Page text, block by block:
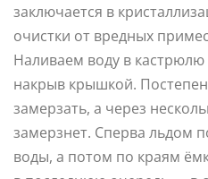
заключается в
очистки от вредных
Наливаем воду в
накрыв крышкой.
замерзать, а через
замерзнет. Сперва льдом
воды, а потом по краям